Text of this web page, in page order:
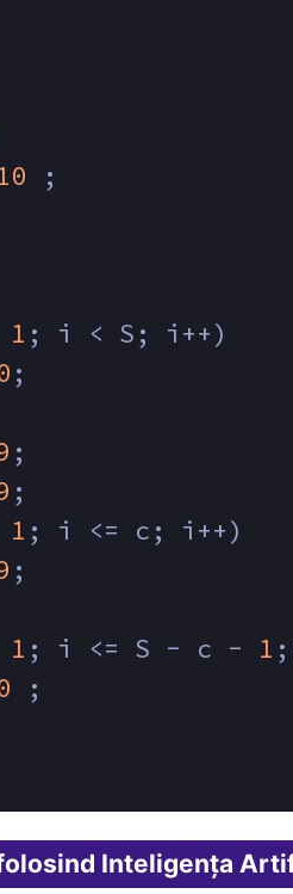
;
1 ; i < S; i++)
;
;
;
1 ; i <= c; i++)
;
1 ; i <= S - c - 1
;
Inteligența